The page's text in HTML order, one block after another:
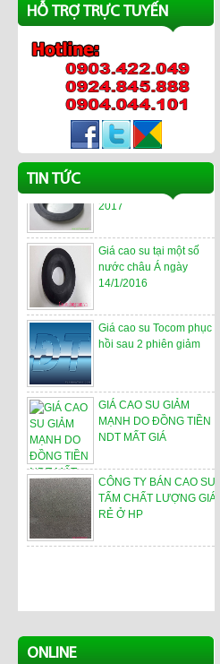
HỖ TRỢ TRỰC TUYẾN
TIN TỨC
Làng nghề Lụa Nha Xá
Hà Nam - Khaisilk
Giá Cao su
xấu đến giá cao su năm
2017
Giá cao su tại một số
nước châu Á ngày
14/1/2016
Giá cao su Tocom phục
hồi sau 2 phiên giảm
GIÁ CAO SU GIẢM
MẠNH DO ĐỒNG TIỀN
NDT MẤT GIÁ
CÔNG TY BÁN CAO SU
TẤM CHẤT LƯỢNG GIÁ
RẺ Ở HP
ONLINE